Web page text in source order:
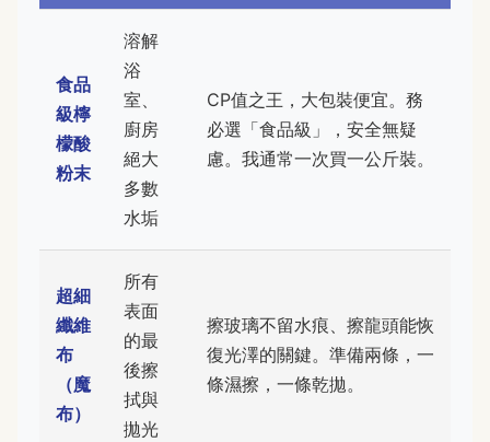
食品
級檸
檬酸
粉末
溶解
浴
室、
廚房
絕大
多數
水垢
CP值之王，大包裝便宜。務
必選「食品級」，安全無疑
慮。我通常一次買一公斤裝。
超細
纖維
布
（魔
布）
所有
表面
的最
後擦
拭與
拋光
擦玻璃不留水痕、擦龍頭能恢
復光澤的關鍵。準備兩條，一
條濕擦，一條乾拋。